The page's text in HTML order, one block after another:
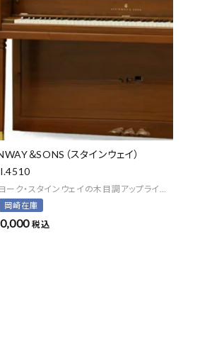
アノ買取ページ
くある質問-買取
＆SONS（スタインウェイ）
ーク・スタインウェイの木目調アップライトピアノ
岡崎在庫
税込